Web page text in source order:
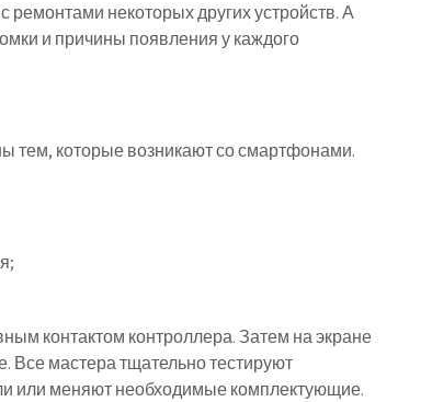
некоторых других устройств. А
и причины появления у каждого
тем, которые возникают со смартфонами.
контактом контроллера. Затем на экране
Все мастера тщательно тестируют
или меняют необходимые комплектующие.